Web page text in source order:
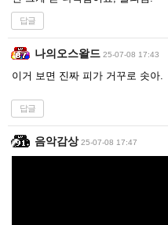
답글
나의오스왈드 25-07-08 17:43
이거 보면 진짜 피가 거꾸로 솟아.
답글
음악감상 25-07-08 17:47